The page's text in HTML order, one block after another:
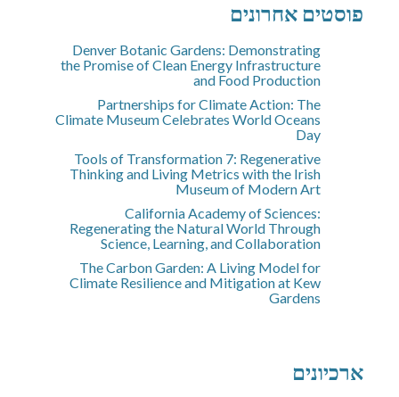
פוסטים אחרונים
Denver Botanic Gardens: Demonstrating
the Promise of Clean Energy Infrastructure
and Food Production
Partnerships for Climate Action: The
Climate Museum Celebrates World Oceans
Day
Tools of Transformation 7: Regenerative
Thinking and Living Metrics with the Irish
Museum of Modern Art
California Academy of Sciences:
Regenerating the Natural World Through
Science, Learning, and Collaboration
The Carbon Garden: A Living Model for
Climate Resilience and Mitigation at Kew
Gardens
ארכיונים